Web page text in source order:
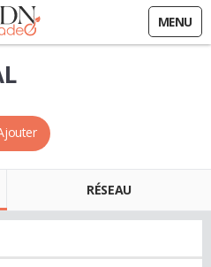
MENU
RÉSEAU